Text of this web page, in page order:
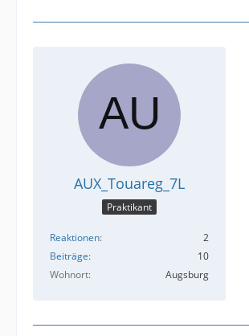
AUX_Touareg_7L
Praktikant
Reaktionen
2
Beiträge
10
Wohnort
Augsburg